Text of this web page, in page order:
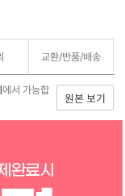
교환/반품/배송
에서 가능합
원본 보기